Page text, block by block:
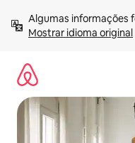
para
Mostrar idioma original